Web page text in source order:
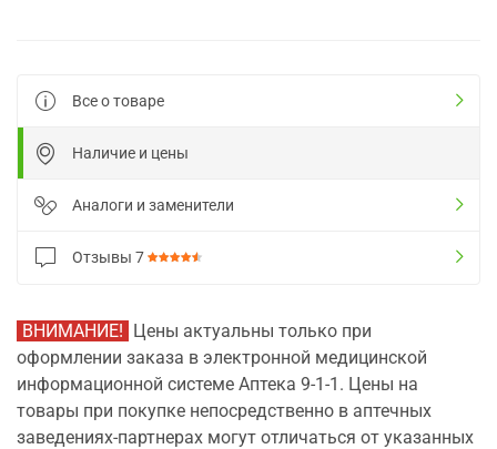
Все о товаре
Наличие и цены
Аналоги и заменители
Отзывы 7
ВНИМАНИЕ! Цены актуальны только при
оформлении заказа в электронной медицинской
информационной системе Аптека 9-1-1. Цены на
товары при покупке непосредственно в аптечных
заведениях-партнерах могут отличаться от указанных